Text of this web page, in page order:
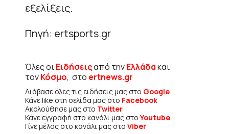
εξελίξεις.
Πηγή: ertsports.gr
Όλες οιΕιδήσειςαπό τηνΕλλάδακαι
τονΚόσμο, στο ertnews.gr
Διάβασε όλες τις ειδήσεις μας στο Google
Κάνε like στη σελίδα μας στο Facebook
Ακολούθησε μας στο Twitter
Κάνε εγγραφή στο κανάλι μας στοYoutube
Γίνε μέλος στο κανάλι μας στο Viber